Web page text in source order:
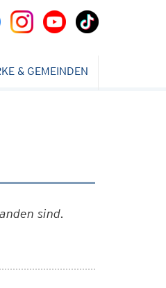
& GEMEINDEN
sind.